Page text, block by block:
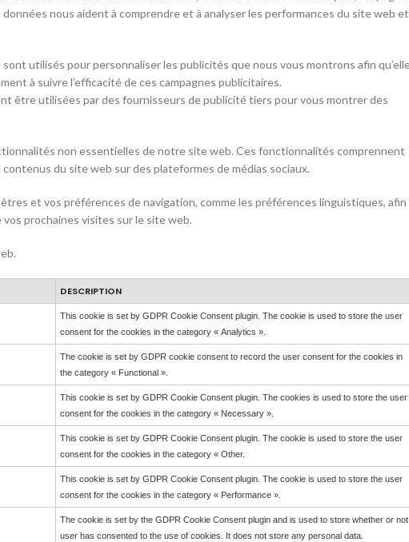
nous aident à comprendre et à analyser les performances du site web et
utilisés pour personnaliser les publicités que nous vous montrons afin
à suivre l’efficacité de ces campagnes publicitaires.
être utilisées par des fournisseurs de publicité tiers pour vous montrer des
non essentielles de notre site web. Ces fonctionnalités comprennent
du site web sur des plateformes de médias sociaux.
et vos préférences de navigation, comme les préférences linguistiques, afin
prochaines visites sur le site web.
DESCRIPTION
This cookie is set by GDPR Cookie Consent plugin. The cookie is used to store the user
consent for the cookies in the category « Analytics ».
The cookie is set by GDPR cookie consent to record the user consent for the cookies in
the category « Functional ».
This cookie is set by GDPR Cookie Consent plugin. The cookies is used to store the user
consent for the cookies in the category « Necessary ».
This cookie is set by GDPR Cookie Consent plugin. The cookie is used to store the user
consent for the cookies in the category « Other.
This cookie is set by GDPR Cookie Consent plugin. The cookie is used to store the user
consent for the cookies in the category « Performance ».
The cookie is set by the GDPR Cookie Consent plugin and is used to store whether or not
user has consented to the use of cookies. It does not store any personal data.